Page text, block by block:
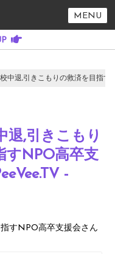
MENU
中退,引きこもりの救済を目指
退,引きこもり
すNPO高卒支
-
すNPO高卒支援会さん